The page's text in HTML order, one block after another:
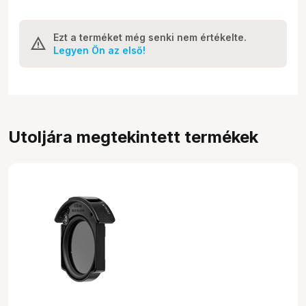
Ezt a terméket még senki nem értékelte.
Legyen Ön az első!
Utoljára megtekintett termékek